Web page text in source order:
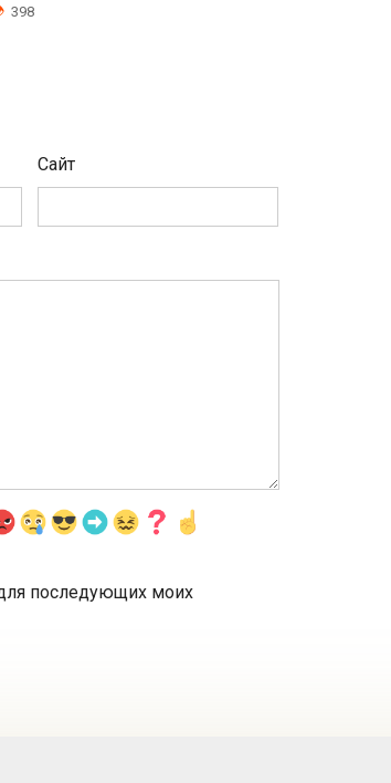
398
Сайт
последующих моих